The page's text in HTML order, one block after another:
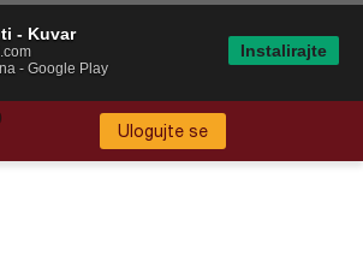
Ulogujte se
- Kuvar
- Google Play
Instalirajte